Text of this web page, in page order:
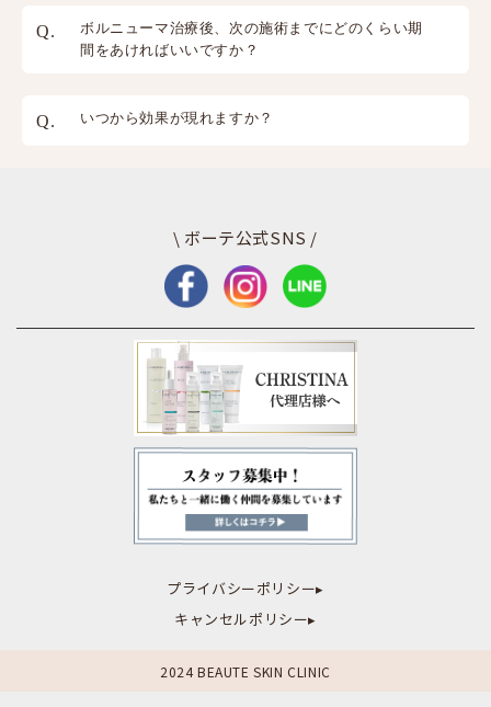
ボルニューマ治療後、次の施術までにどのくらい期
間をあければいいですか？
いつから効果が現れますか？
\ ボーテ公式SNS /
プライバシーポリシー▸
キャンセルポリシー▸
2024 BEAUTE SKIN CLINIC